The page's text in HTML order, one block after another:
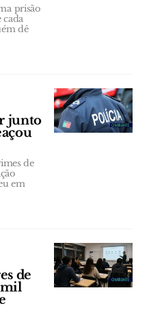
prisão
cada
dê
junto
de
em
de
mil